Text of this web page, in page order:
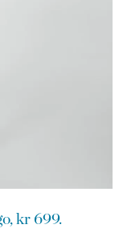
kr 699.